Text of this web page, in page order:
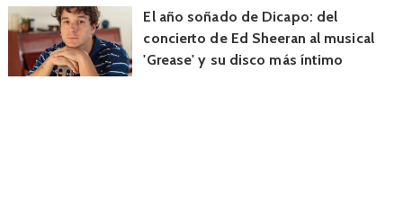
El año soñado de Dicapo: del
concierto de Ed Sheeran al musical
'Grease' y su disco más íntimo